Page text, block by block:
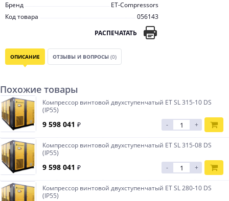
Бренд
ET-Compressors
Код товара
056143
РАСПЕЧАТАТЬ
ОПИСАНИЕ ОТЗЫВЫ И ВОПРОСЫ (0)
Похожие товары
Компрессор винтовой двухступенчатый ET SL 315-10 DS
(IP55)
9 598 041 ₽ - +
Компрессор винтовой двухступенчатый ET SL 315-08 DS
(IP55)
9 598 041 ₽ - +
Компрессор винтовой двухступенчатый ET SL 280-10 DS
(IP55)